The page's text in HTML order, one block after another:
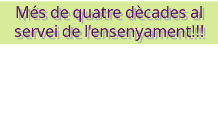
Més de quatre dècades al
servei de l'ensenyament!!!